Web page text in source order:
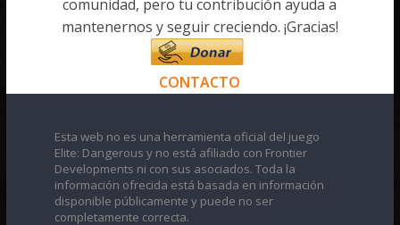
mantenernos y seguir creciendo. ¡Gracias!
CONTACTO
Esta web no es una herramienta oficial del juego
Elite: Dangerous y no está afiliado con Frontier
Developments ni con sus asociados. Toda la
información ofrecida está basada en información
disponible públicamente y puede no ser
completamente correcta.